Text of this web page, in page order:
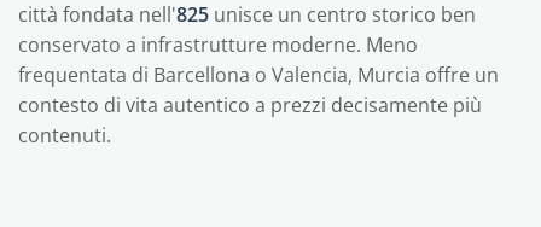
città fondata nell'825 unisce un centro storico ben
conservato a infrastrutture moderne. Meno
frequentata di Barcellona o Valencia, Murcia offre un
contesto di vita autentico a prezzi decisamente più
contenuti.